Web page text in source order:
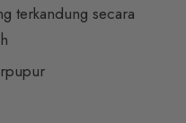
terkandung secara